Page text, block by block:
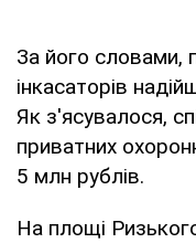
За його словами,
інкасаторів
Як з'ясувалося,
приватних
5 млн рублів.
На площі